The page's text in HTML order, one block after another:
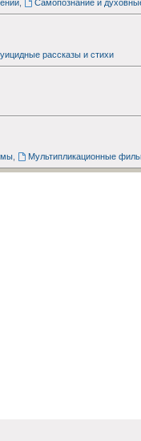
, Самопознание и
рассказы и стихи
, Мультипликационные